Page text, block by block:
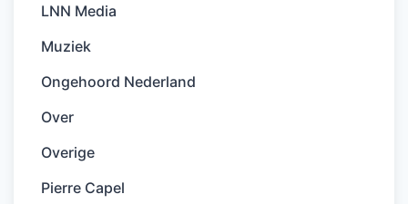
LNN Media
Muziek
Ongehoord Nederland
Over
Overige
Pierre Capel